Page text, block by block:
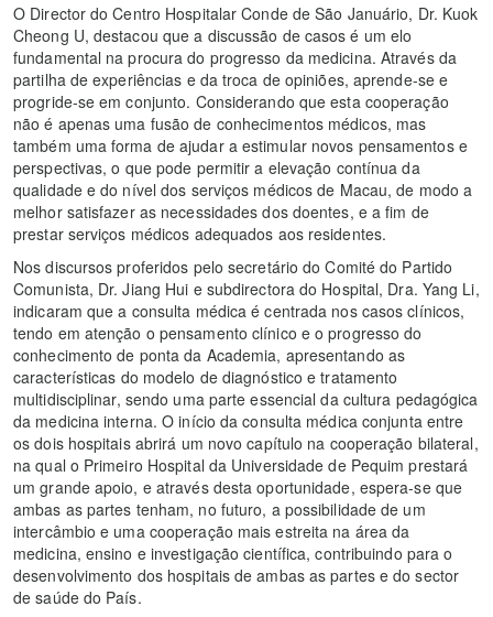
O Director do Centro Hospitalar Conde de São Januário, Dr. Kuok
Cheong U, destacou que a discussão de casos é um elo
fundamental na procura do progresso da medicina. Através da
partilha de experiências e da troca de opiniões, aprende-se e
progride-se em conjunto. Considerando que esta cooperação
não é apenas uma fusão de conhecimentos médicos, mas
também uma forma de ajudar a estimular novos pensamentos e
perspectivas, o que pode permitir a elevação contínua da
qualidade e do nível dos serviços médicos de Macau, de modo a
melhor satisfazer as necessidades dos doentes, e a fim de
prestar serviços médicos adequados aos residentes.
Nos discursos proferidos pelo secretário do Comité do Partido
Comunista, Dr. Jiang Hui e subdirectora do Hospital, Dra. Yang Li,
indicaram que a consulta médica é centrada nos casos clínicos,
tendo em atenção o pensamento clínico e o progresso do
conhecimento de ponta da Academia, apresentando as
características do modelo de diagnóstico e tratamento
multidisciplinar, sendo uma parte essencial da cultura pedagógica
da medicina interna. O início da consulta médica conjunta entre
os dois hospitais abrirá um novo capítulo na cooperação bilateral,
na qual o Primeiro Hospital da Universidade de Pequim prestará
um grande apoio, e através desta oportunidade, espera-se que
ambas as partes tenham, no futuro, a possibilidade de um
intercâmbio e uma cooperação mais estreita na área da
medicina, ensino e investigação científica, contribuindo para o
desenvolvimento dos hospitais de ambas as partes e do sector
de saúde do País.